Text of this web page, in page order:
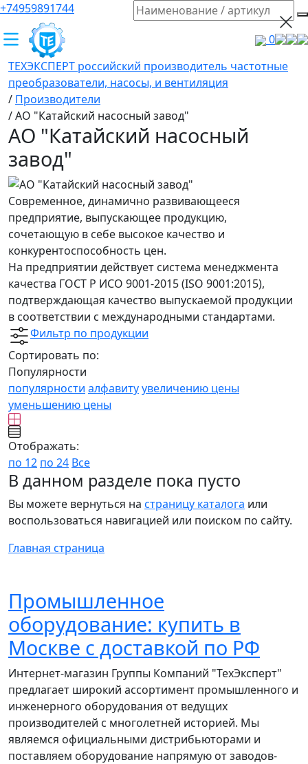
+74959891744
0
ТЕХЭКСПЕРТ российский производитель частотные
преобразователи, насосы, и вентиляция
/ Производители
/АО "Катайский насосный завод"
АО "Катайский насосный
завод"
Современное, динамично развивающееся
предприятие, выпускающее продукцию,
сочетающую в себе высокое качество и
конкурентоспособность цен.
На предприятии действует система менеджмента
качества ГОСТ Р ИСО 9001-2015 (ISO 9001:2015),
подтверждающая качество выпускаемой продукции
в соответствии с международными стандартами.
Фильтр по продукции
Сортировать по:
Популярности
популярности алфавитуувеличению цены
уменьшению цены
Отображать:
по 12 по 24 Все
В данном разделе пока пусто
Вы можете вернуться на страницу каталога или
воспользоваться навигацией или поиском по сайту.
Главная страница
Промышленное
оборудование: купить в
Москве с доставкой по РФ
Интернет-магазин Группы Компаний "ТехЭксперт"
предлагает широкий ассортимент промышленного и
инженерного оборудования от ведущих
производителей с многолетней историей. Мы
являемся официальными дистрибьюторами и
поставляем оборудование напрямую от заводов-